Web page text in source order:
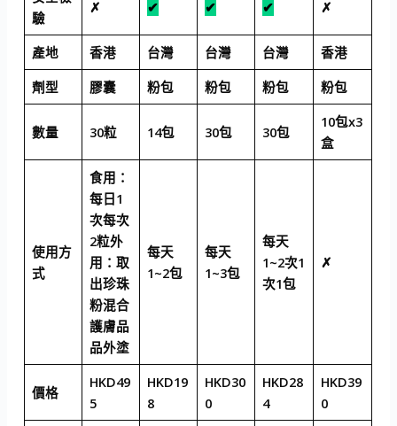
驗
✗ ✔ ✔ ✔ ✗
產地 香港 台灣 台灣 台灣
香港
劑型
膠囊 粉包 粉包 粉包 粉包
數量 30粒 14包 30包 30包
10包x3
盒
使用方
式
食用：
每日1
次每次
2粒外
用：取
出珍珠
粉混合
護膚品
品外塗
每天
1~2包
每天
1~3包
每天
1~2次1
次1包
✗
價格
HKD49
5
HKD19
8
HKD30
0
HKD28
4
HKD39
0